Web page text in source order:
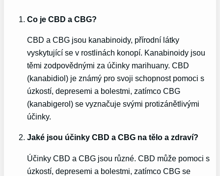
Co je CBD a CBG?
CBD a CBG jsou kanabinoidy, přírodní látky
vyskytující se v rostlinách konopí. Kanabinoidy jsou
těmi zodpovědnými za účinky marihuany. CBD
(kanabidiol) je známý pro svoji schopnost pomoci s
úzkostí, depresemi a bolestmi, zatímco CBG
(kanabigerol) se vyznačuje svými protizánětlivými
účinky.
Jaké jsou účinky CBD a CBG na tělo a zdraví?
Účinky CBD a CBG jsou různé. CBD může pomoci s
úzkostí, depresemi a bolestmi, zatímco CBG se